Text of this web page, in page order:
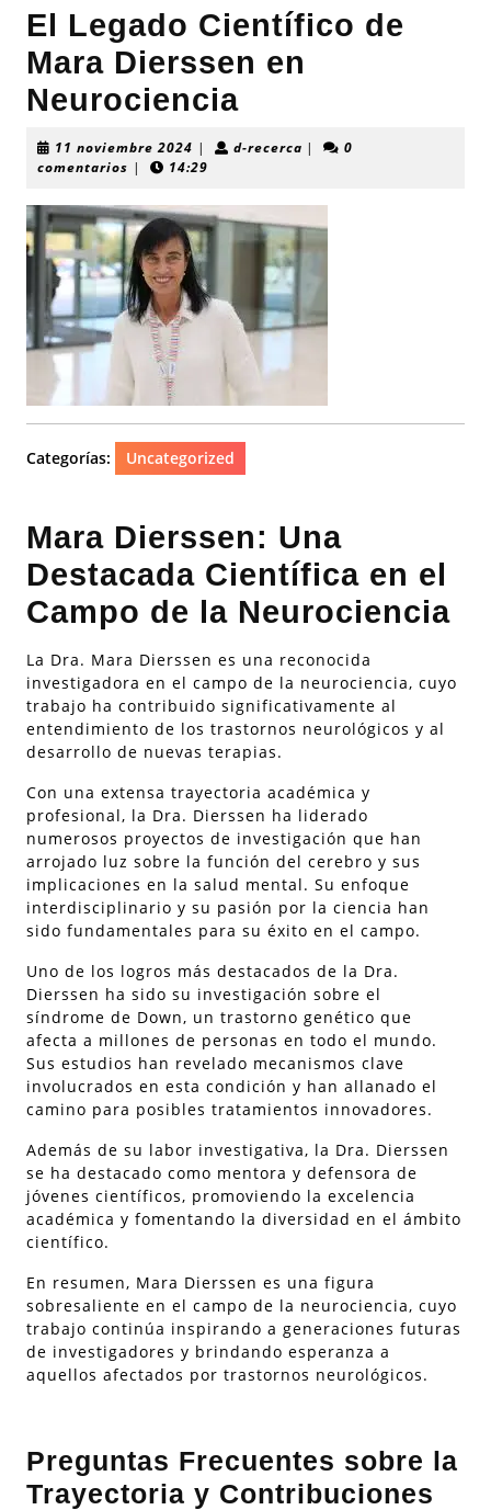
El Legado Científico de
Mara Dierssen en
Neurociencia
11 noviembre 2024 11
noviembre
| d-recercad-|
0
comentarios | 14:29
Categorías: Uncategorized
Mara Dierssen: Una
Destacada Científica en el
Campo de la Neurociencia
La Dra. Mara Dierssen es una reconocida
investigadora en el campo de la neurociencia, cuyo
trabajo ha contribuido significativamente al
entendimiento de los trastornos neurológicos y al
desarrollo de nuevas terapias.
Con una extensa trayectoria académica y
profesional, la Dra. Dierssen ha liderado
numerosos proyectos de investigación que han
arrojado luz sobre la función del cerebro y sus
implicaciones en la salud mental. Su enfoque
interdisciplinario y su pasión por la ciencia han
sido fundamentales para su éxito en el campo.
Uno de los logros más destacados de la Dra.
Dierssen ha sido su investigación sobre el
síndrome de Down, un trastorno genético que
afecta a millones de personas en todo el mundo.
Sus estudios han revelado mecanismos clave
involucrados en esta condición y han allanado el
camino para posibles tratamientos innovadores.
Además de su labor investigativa, la Dra. Dierssen
se ha destacado como mentora y defensora de
jóvenes científicos, promoviendo la excelencia
académica y fomentando la diversidad en el ámbito
científico.
En resumen, Mara Dierssen es una figura
sobresaliente en el campo de la neurociencia, cuyo
trabajo continúa inspirando a generaciones futuras
de investigadores y brindando esperanza a
aquellos afectados por trastornos neurológicos.
Preguntas Frecuentes sobre la
Trayectoria y Contribuciones